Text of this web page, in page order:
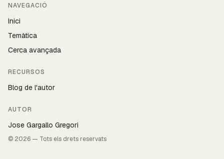
NAVEGACIÓ
Inici
Temàtica
Cerca avançada
RECURSOS
Blog de l'autor
AUTOR
Jose Gargallo Gregori
© 2026 — Tots els drets reservats